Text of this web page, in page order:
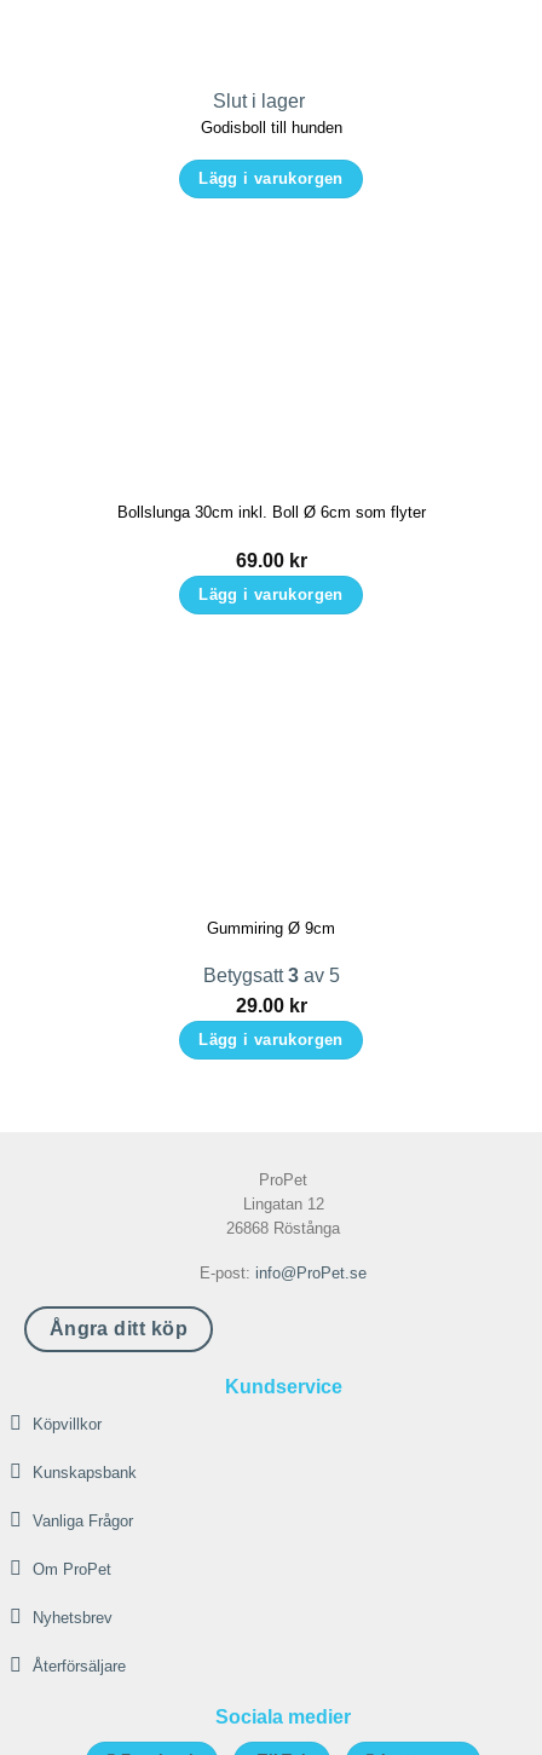
Slut i lager
Godisboll till hunden
Lägg i varukorgen
väljas
produktsidan
Bollslunga 30cm inkl. Boll Ø 6cm som flyter
69.00 kr
Lägg i varukorgen
Gummiring Ø 9cm
Betygsatt3av 5
29.00 kr
Lägg i varukorgen
ProPet
Lingatan 12
26868 Röstånga
E-post: info@ProPet.se
Ångra ditt köp
Kundservice
Köpvillkor
Kunskapsbank
Vanliga Frågor
Om ProPet
Nyhetsbrev
Återförsäljare
Sociala medier